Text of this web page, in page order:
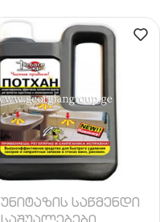
უნიტაზის საწმენდი